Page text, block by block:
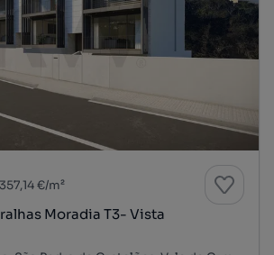
€/m²
Moradia T3- Vista